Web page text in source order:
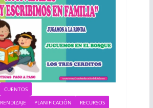
CUENTOS
PLANIFICACIÓN
RECURSOS